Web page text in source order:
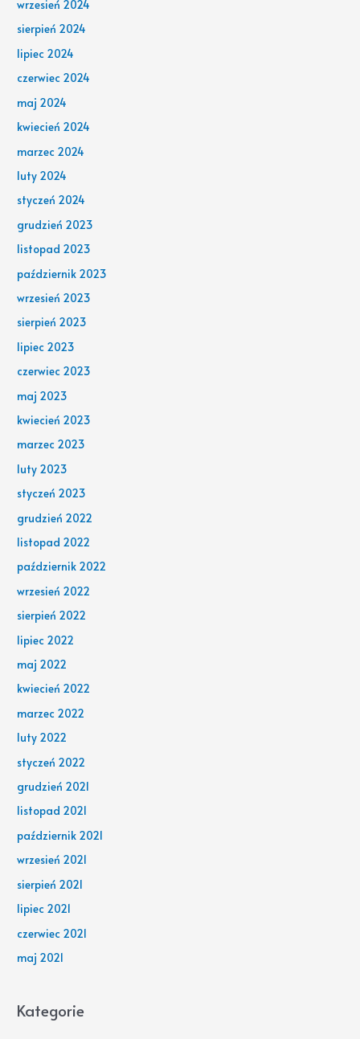
wrzesień 2024
sierpień 2024
lipiec 2024
czerwiec 2024
maj 2024
kwiecień 2024
marzec 2024
luty 2024
styczeń 2024
grudzień 2023
listopad 2023
październik 2023
wrzesień 2023
sierpień 2023
lipiec 2023
czerwiec 2023
maj 2023
kwiecień 2023
marzec 2023
luty 2023
styczeń 2023
grudzień 2022
listopad 2022
październik 2022
wrzesień 2022
sierpień 2022
lipiec 2022
maj 2022
kwiecień 2022
marzec 2022
luty 2022
styczeń 2022
grudzień 2021
listopad 2021
październik 2021
wrzesień 2021
sierpień 2021
lipiec 2021
czerwiec 2021
maj 2021
Kategorie